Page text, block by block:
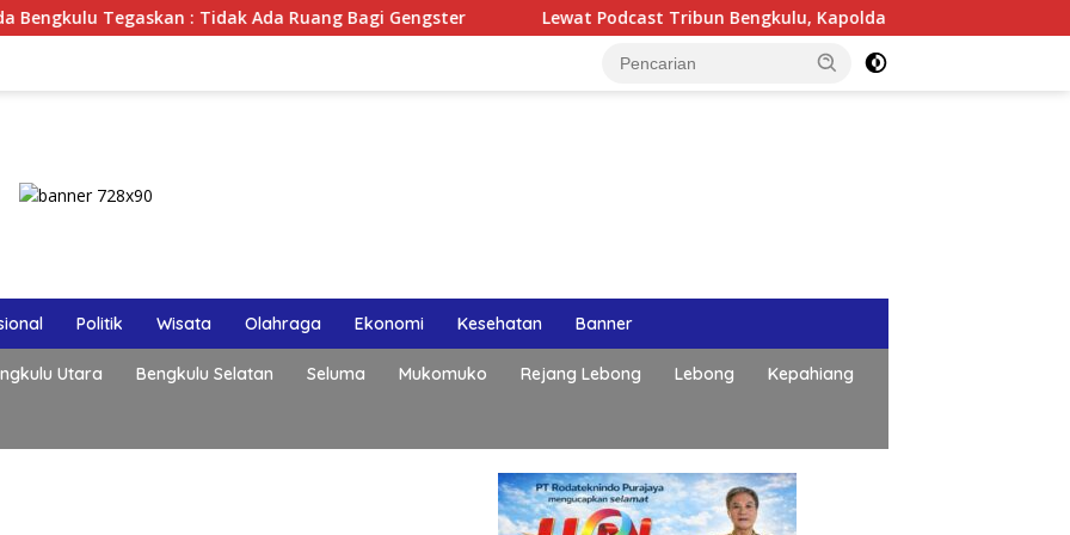
: Tidak Ada Ruang Bagi Gengster Lewat Podcast Tribun Bengkulu, Kapolda Bengkulu Paparkan Komitmen
Politik Wisata Olahraga Ekonomi Kesehatan Banner
Utara Bengkulu Selatan Seluma Mukomuko Rejang Lebong Lebong Kepahiang